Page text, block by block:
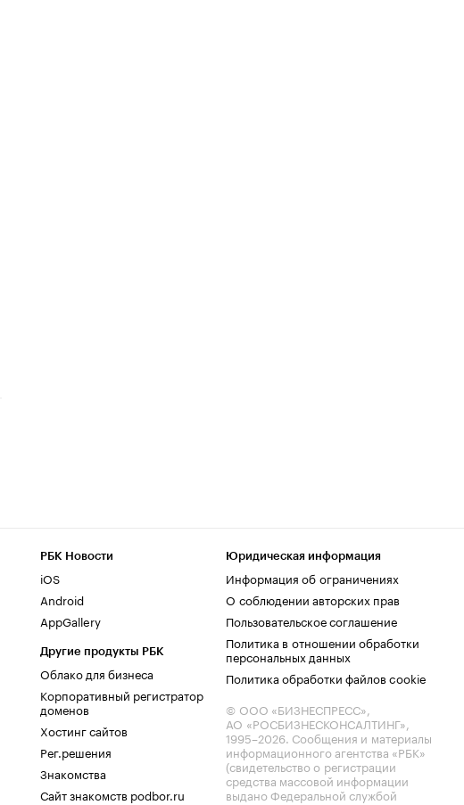
РБК Новости
iOS
Android
AppGallery
Другие продукты РБК
Облако для бизнеса
Корпоративный регистратор
доменов
Хостинг сайтов
Рег.решения
Знакомства
Сайт знакомств podbor.ru
Юридическая информация
Информация об ограничениях
О соблюдении авторских прав
Пользовательское соглашение
Политика в отношении обработки
персональных данных
Политика обработки файлов cookie
© ООО «БИЗНЕСПРЕСС»,
АО «РОСБИЗНЕСКОНСАЛТИНГ»,
1995–2026. Сообщения и материалы
информационного агентства «РБК»
(свидетельство о регистрации
средства массовой информации
выдано Федеральной службой